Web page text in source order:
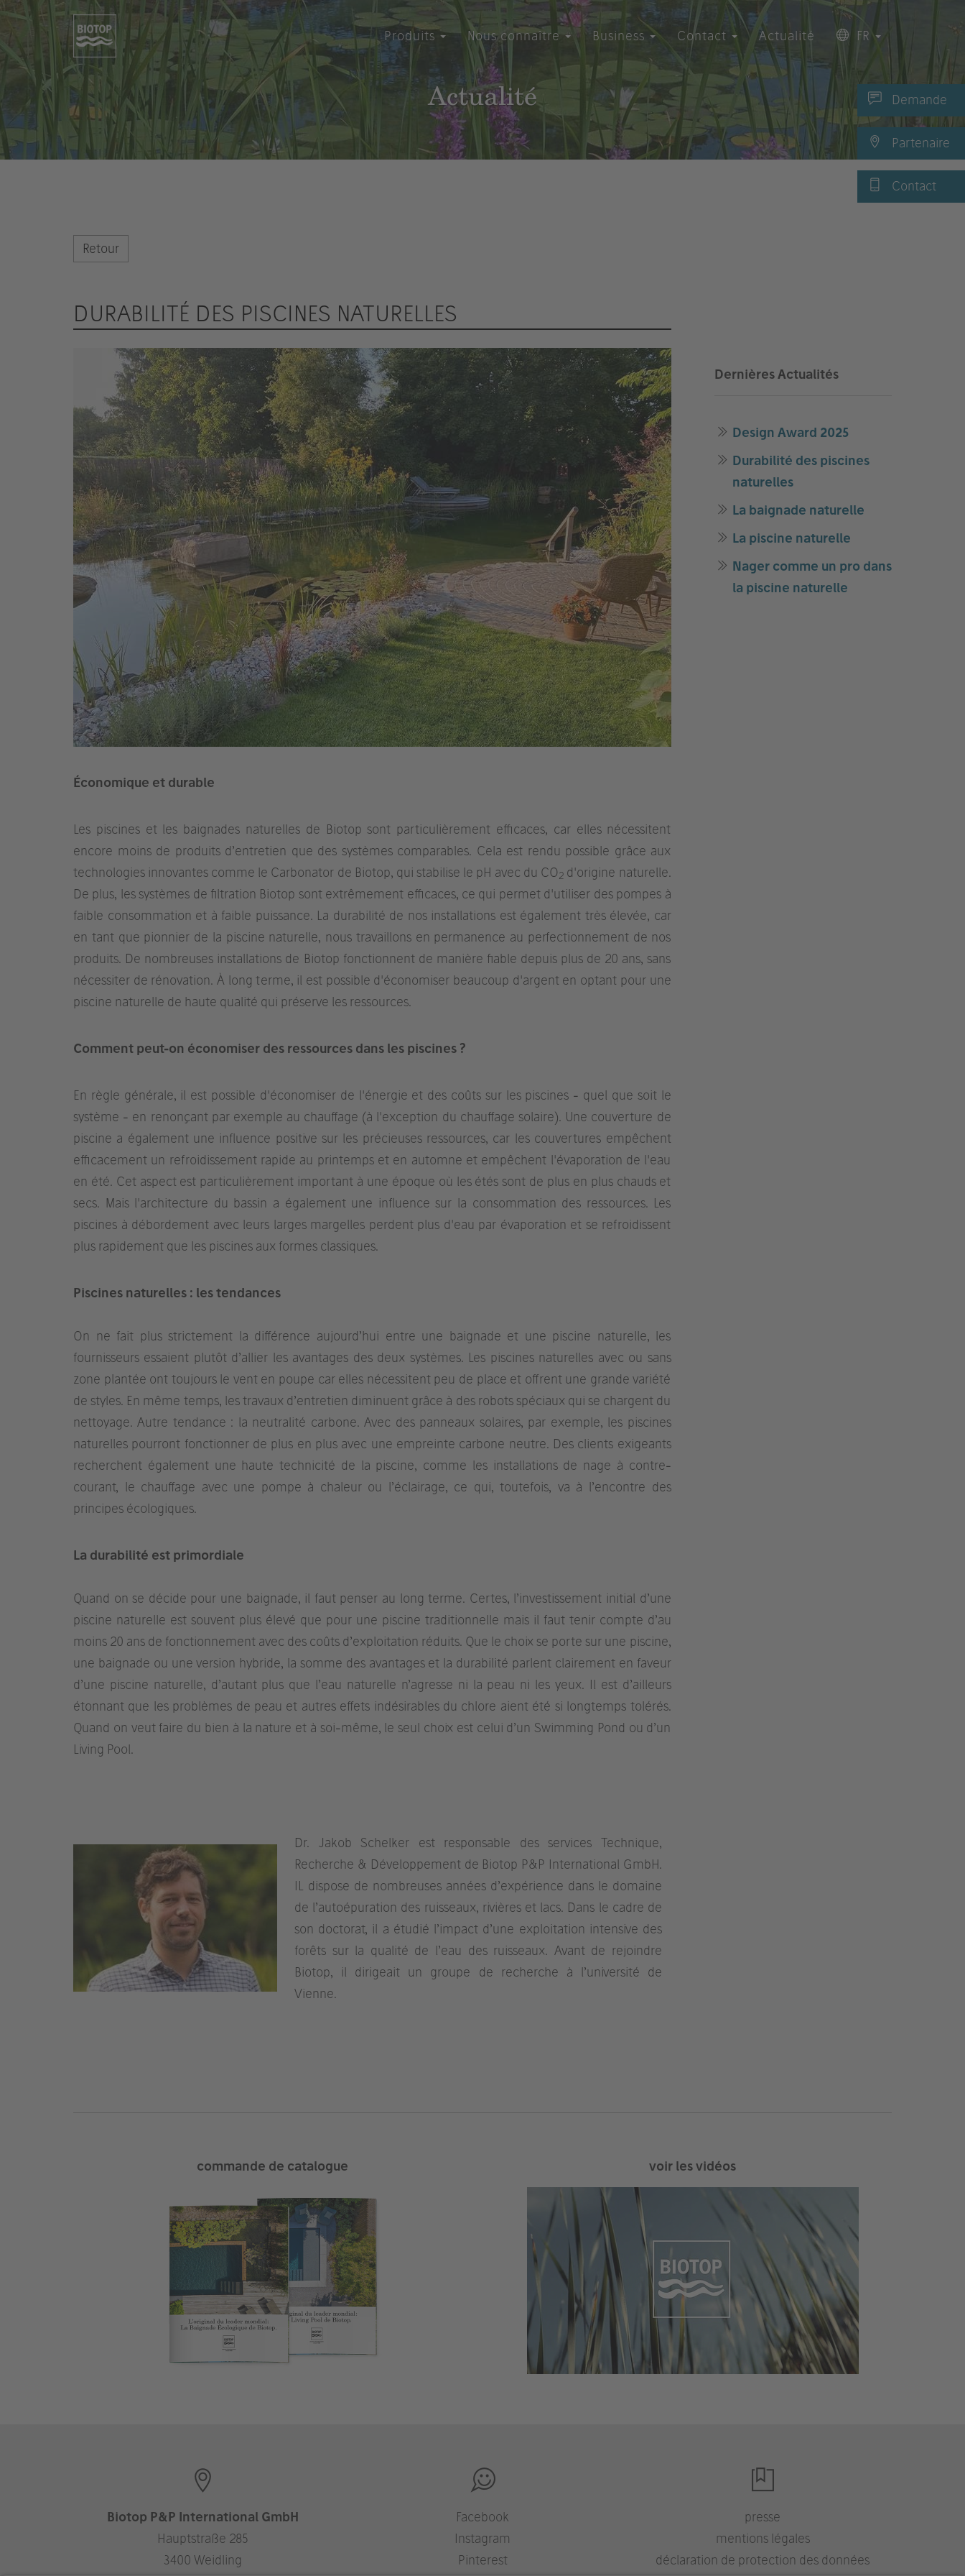
Demande
Partenaire
Contact
Produits Nous connaître Business Contact Actualité FR
Actualité
Retour
DURABILITÉ DES PISCINES NATURELLES
Économique et durable
Les piscines et les baignades naturelles de Biotop sont particulièrement efficaces, car elles nécessitent
encore moins de produits d’entretien que des systèmes comparables. Cela est rendu possible grâce aux
technologies innovantes comme le Carbonator de Biotop, qui stabilise le pH avec du CO2 d'origine naturelle.
De plus, les systèmes de filtration Biotop sont extrêmement efficaces, ce qui permet d'utiliser des pompes à
faible consommation et à faible puissance. La durabilité de nos installations est également très élevée, car
en tant que pionnier de la piscine naturelle, nous travaillons en permanence au perfectionnement de nos
produits. De nombreuses installations de Biotop fonctionnent de manière fiable depuis plus de 20 ans, sans
nécessiter de rénovation. À long terme, il est possible d'économiser beaucoup d'argent en optant pour une
piscine naturelle de haute qualité qui préserve les ressources.
Comment peut-on économiser des ressources dans les piscines ?
En règle générale, il est possible d'économiser de l'énergie et des coûts sur les piscines - quel que soit le
système - en renonçant par exemple au chauffage (à l'exception du chauffage solaire). Une couverture de
piscine a également une influence positive sur les précieuses ressources, car les couvertures empêchent
efficacement un refroidissement rapide au printemps et en automne et empêchent l'évaporation de l'eau
en été. Cet aspect est particulièrement important à une époque où les étés sont de plus en plus chauds et
secs. Mais l'architecture du bassin a également une influence sur la consommation des ressources. Les
piscines à débordement avec leurs larges margelles perdent plus d'eau par évaporation et se refroidissent
plus rapidement que les piscines aux formes classiques.
Piscines naturelles : les tendances
On ne fait plus strictement la différence aujourd’hui entre une baignade et une piscine naturelle, les
fournisseurs essaient plutôt d’allier les avantages des deux systèmes. Les piscines naturelles avec ou sans
zone plantée ont toujours le vent en poupe car elles nécessitent peu de place et offrent une grande variété
de styles. En même temps, les travaux d’entretien diminuent grâce à des robots spéciaux qui se chargent du
nettoyage. Autre tendance : la neutralité carbone. Avec des panneaux solaires, par exemple, les piscines
naturelles pourront fonctionner de plus en plus avec une empreinte carbone neutre. Des clients exigeants
recherchent également une haute technicité de la piscine, comme les installations de nage à contre-
courant, le chauffage avec une pompe à chaleur ou l’éclairage, ce qui, toutefois, va à l’encontre des
principes écologiques.
La durabilité est primordiale
Quand on se décide pour une baignade, il faut penser au long terme. Certes, l’investissement initial d’une
piscine naturelle est souvent plus élevé que pour une piscine traditionnelle mais il faut tenir compte d’au
moins 20 ans de fonctionnement avec des coûts d’exploitation réduits. Que le choix se porte sur une piscine,
une baignade ou une version hybride, la somme des avantages et la durabilité parlent clairement en faveur
d’une piscine naturelle, d’autant plus que l’eau naturelle n’agresse ni la peau ni les yeux. Il est d’ailleurs
étonnant que les problèmes de peau et autres effets indésirables du chlore aient été si longtemps tolérés.
Quand on veut faire du bien à la nature et à soi-même, le seul choix est celui d’un Swimming Pond ou d’un
Living Pool.
Dr. Jakob Schelker est responsable des services Technique,
Recherche & Développement de Biotop P&P International GmbH.
IL dispose de nombreuses années d’expérience dans le domaine
de l’autoépuration des ruisseaux, rivières et lacs. Dans le cadre de
son doctorat, il a étudié l’impact d’une exploitation intensive des
forêts sur la qualité de l’eau des ruisseaux. Avant de rejoindre
Biotop, il dirigeait un groupe de recherche à l’université de
Vienne.
Dernières Actualités
Design Award 2025
Durabilité des piscines
naturelles
La baignade naturelle
La piscine naturelle
Nager comme un pro dans
la piscine naturelle
commande de catalogue voir les vidéos
Biotop P&P International GmbH
Hauptstraße 285
3400 Weidling
Facebook
Instagram
Pinterest
presse
mentions légales
déclaration de protection des données